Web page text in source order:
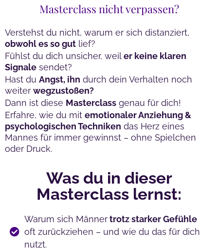
Masterclass nicht verpassen?
Verstehst du nicht, warum er sich distanziert,
obwohl es so gut lief?
Fühlst du dich unsicher, weiler keine klaren
Signale sendet?
Hast du Angst, ihn durch dein Verhalten noch
weiter wegzustoßen?
Dann ist diese Masterclass genau für dich!
Erfahre, wie du mit emotionaler Anziehung &
psychologischen Techniken das Herz eines
Mannes für immer gewinnst – ohne Spielchen
oder Druck.
Was du in dieser
Masterclass lernst:
Warum sich Männertrotz starker Gefühle
oft zurückziehen – und wie du das für dich
nutzt.